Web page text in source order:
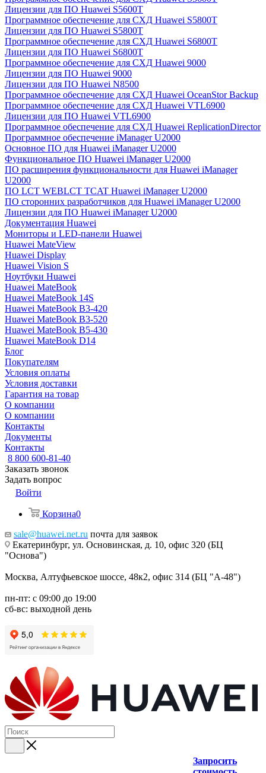
Лицензии для ПО Huawei S5600T
Программное обеспечение для СХД Huawei S5800T
Лицензии для ПО Huawei S5800T
Программное обеспечение для СХД Huawei S6800T
Лицензии для ПО Huawei S6800T
Программное обеспечение для СХД Huawei 9000
Лицензии для ПО Huawei 9000
Лицензии для ПО Huawei N8500
Программное обеспечение для СХД Huawei OceanStor Backup
Программное обеспечение для СХД Huawei VTL6900
Лицензии для ПО Huawei VTL6900
Программное обеспечение для СХД Huawei ReplicationDirector
Программное обеспечение iManager U2000
Основное ПО для Huawei iManager U2000
Функциональное ПО Huawei iManager U2000
ПО расширения функциональности для Huawei iManager
U2000
ПО LCT WEBLCT TCAT Huawei iManager U2000
ПО сторонних разработчиков для Huawei iManager U2000
Лицензии для ПО Huawei iManager U2000
Документация Huawei
Мониторы и LED-панели Huawei
Huawei MateView
Huawei Display
Huawei Vision S
Ноутбуки Huawei
Huawei MateBook
Huawei MateBook 14S
Huawei MateBook B3-420
Huawei MateBook B3-520
Huawei MateBook B5-430
Huawei MateBook D14
Блог
Покупателям
Условия оплаты
Условия доставки
Гарантия на товар
О компании
О компании
Контакты
Документы
Контакты
8 800 600-81-40
Заказать звонок
Задать вопрос
Войти
Корзина0
sale@huawei.net.ru почта для заявок
Екатеринбург, ул. Основинская, д. 10, офис 320 (БЦ
"Основа")
Москва, Алтуфьевское шоссе, 48к2, офис 314 (БЦ "А-48")
пн-пт: с 09:00 до 19:00
сб-вс: выходной день
Запросить